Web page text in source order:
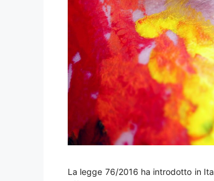
La legge 76/2016 ha introdotto in